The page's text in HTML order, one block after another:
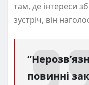
там, де інтереси
зустріч, він
повинні